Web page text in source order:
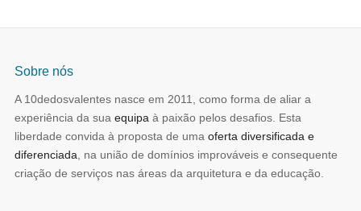
Sobre nós
A 10dedosvalentes nasce em 2011, como forma de aliar a
experiência da sua equipaà paixão pelos desafios. Esta
liberdade convida à proposta de uma oferta diversificada e
diferenciada, na união de domínios improváveis e consequente
criação de serviços nas áreas da arquitetura e da educação.